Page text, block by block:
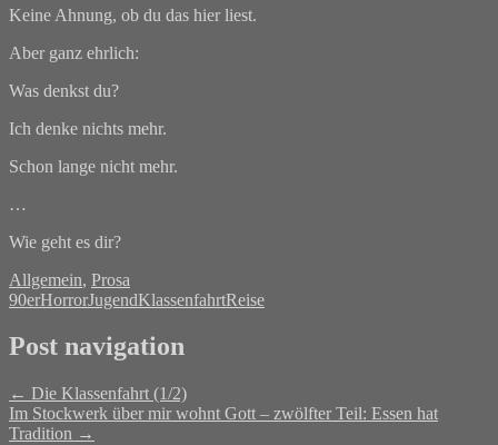
Keine Ahnung, ob du das hier liest.
Aber ganz ehrlich:
Was denkst du?
Ich denke nichts mehr.
Schon lange nicht mehr.
…
Wie geht es dir?
Allgemein, Prosa
90erHorrorJugendKlassenfahrtReise
Post navigation
← Die Klassenfahrt (1/2)
Im Stockwerk über mir wohnt Gott – zwölfter Teil: Essen hat
Tradition →